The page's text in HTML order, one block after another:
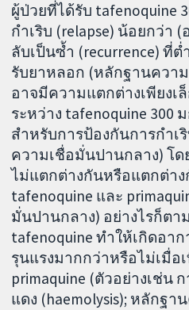
ผู้ป่วยที่ได้รับ tafenoquine
กำเริบ (relapse) น้อยกว่า
ลับเป็นซ้ำ (recurrence) ที่
รับยาหลอก (หลักฐานควา
อาจมีความแตกต่างเพียงเ
ระหว่าง tafenoquine 300
สำหรับการป้องกันการกำเ
ความเชื่อมั่นปานกลาง) โ
ไม่แตกต่างกันหรือแตกต่าง
tafenoquine และ
มั่นปานกลาง) อย่างไรก็ตา
tafenoquine ทำให้เกิดอา
รุนแรงมากกว่าหรือไม่เมื่อ
primaquine (ตัวอย่างเช่น
แดง (haemolysis); หลักฐ